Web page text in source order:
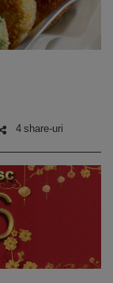
4 share-uri